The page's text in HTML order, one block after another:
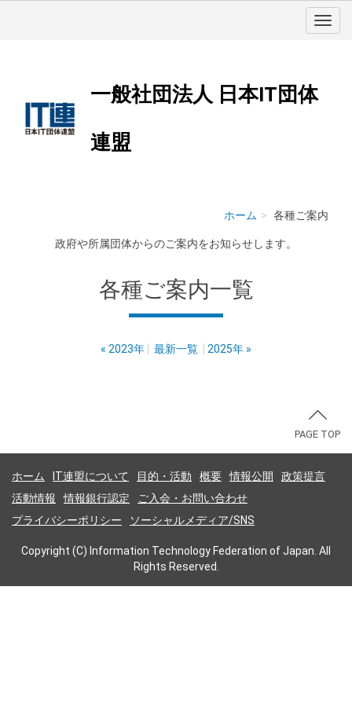
一般社団法人 日本IT団体
連盟
ホーム 各種ご案内
政府や所属団体からのご案内をお知らせします。
各種ご案内一覧
« 2023年 最新一覧 2025年 »
PAGE TOP
ホーム IT連盟について 目的・活動 概要 情報公開
政策提言
活動情報
情報銀行認定
ご入会・お問い合わせ
プライバシーポリシー
ソーシャルメディア/SNS
Copyright (C) Information Technology Federation of Japan. All
Rights Reserved.